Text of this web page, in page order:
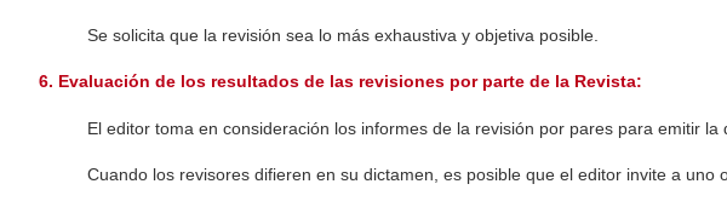
Se solicita que la revisión sea lo más exhaustiva y objetiva posible.
6. Evaluación de los resultados de las revisiones por parte de la Revista:
El editor toma en consideración los informes de la revisión por pares para emitir la
Cuando los revisores difieren en su dictamen, es posible que el editor invite a uno